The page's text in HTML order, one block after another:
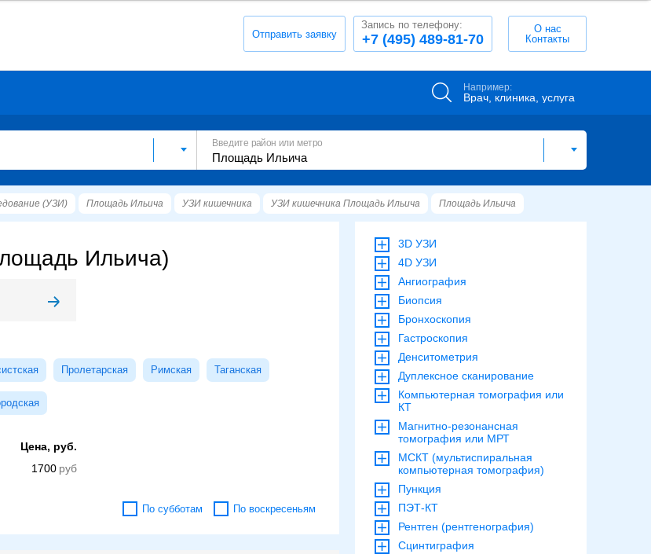
Отправить заявку +7 (495) 489-81-70
Запись по телефону:
О нас
Контакты
Например:
Врач, клиника, услуга
Введите район или метро
(УЗИ) Площадь Ильича УЗИ кишечника УЗИ кишечника Площадь Ильича Площадь Ильича
Ильича)
Пролетарская Римская Таганская
Цена, руб.
1700
По субботам По воскресеньям
3D УЗИ
4D УЗИ
Ангиография
Биопсия
Бронхоскопия
Гастроскопия
Денситометрия
Дуплексное сканирование
Компьютерная томография или
КТ
Магнитно-резонансная
томография или МРТ
МСКТ (мультиспиральная
компьютерная томография)
Пункция
ПЭТ-КТ
Рентген (рентгенография)
Сцинтиграфия